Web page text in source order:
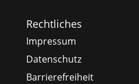
Rechtliches
Impressum
Datenschutz
Barrierefreiheit